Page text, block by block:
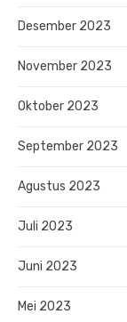
Desember 2023
November 2023
Oktober 2023
September 2023
Agustus 2023
Juli 2023
Juni 2023
Mei 2023